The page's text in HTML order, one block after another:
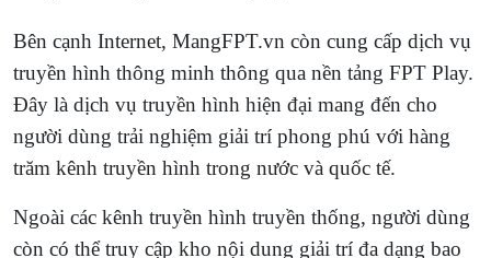
Bên cạnh Internet, MangFPT.vn còn cung cấp dịch vụ
truyền hình thông minh thông qua nền tảng FPT Play.
Đây là dịch vụ truyền hình hiện đại mang đến cho
người dùng trải nghiệm giải trí phong phú với hàng
trăm kênh truyền hình trong nước và quốc tế.
Ngoài các kênh truyền hình truyền thống, người dùng
còn có thể truy cập kho nội dung giải trí đa dạng bao